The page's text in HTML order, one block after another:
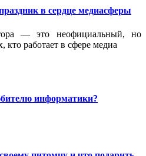
в сердце медиасферы
— это неофициальный, но
кто работает в сфере медиа
информатики?